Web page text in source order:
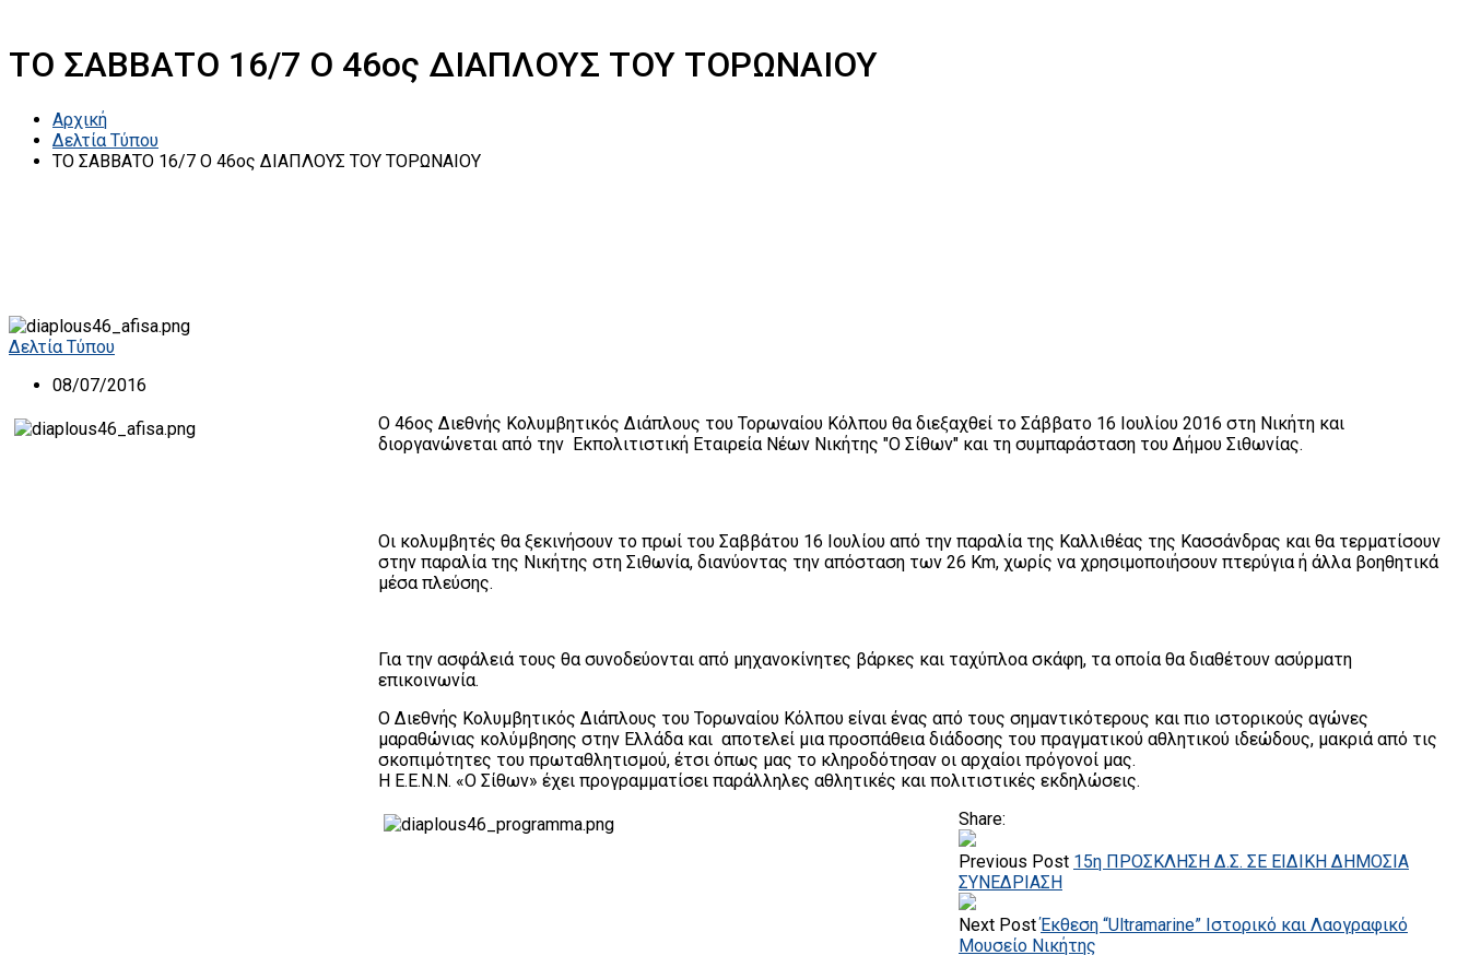
ΤΟ ΣΑΒΒΑΤΟ 16/7 Ο 46ος ΔΙΑΠΛΟΥΣ ΤΟΥ ΤΟΡΩΝΑΙΟΥ
Αρχική
Δελτία Τύπου
ΤΟ ΣΑΒΒΑΤΟ 16/7 Ο 46ος ΔΙΑΠΛΟΥΣ ΤΟΥ ΤΟΡΩΝΑΙΟΥ
Δελτία Τύπου
08/07/2016
O 46ος Διεθνής Κολυμβητικός Διάπλους του Τορωναίου Κόλπου θα διεξαχθεί το Σάββατο 16 Ιουλίου 2016 στη Νικήτη και
διοργανώνεται από την Εκπολιτιστική Εταιρεία Νέων Νικήτης "Ο Σίθων" και τη συμπαράσταση του Δήμου Σιθωνίας.
Οι κολυμβητές θα ξεκινήσουν το πρωί του Σαββάτου 16 Ιουλίου από την παραλία της Καλλιθέας της Κασσάνδρας και θα τερματίσουν
στην παραλία της Νικήτης στη Σιθωνία, διανύοντας την απόσταση των 26 Κm, χωρίς να χρησιμοποιήσουν πτερύγια ή άλλα βοηθητικά
μέσα πλεύσης.
Για την ασφάλειά τους θα συνοδεύονται από μηχανοκίνητες βάρκες και ταχύπλοα σκάφη, τα οποία θα διαθέτουν ασύρματη
επικοινωνία.
Ο Διεθνής Κολυμβητικός Διάπλους του Τορωναίου Κόλπου είναι ένας από τους σημαντικότερους και πιο ιστορικούς αγώνες
μαραθώνιας κολύμβησης στην Ελλάδα και αποτελεί μια προσπάθεια διάδοσης του πραγματικού αθλητικού ιδεώδους, μακριά από τις
σκοπιμότητες του πρωταθλητισμού, έτσι όπως μας το κληροδότησαν οι αρχαίοι πρόγονοί μας.
Η Ε.Ε.Ν.Ν. «Ο Σίθων» έχει προγραμματίσει παράλληλες αθλητικές και πολιτιστικές εκδηλώσεις.
Share:
Previous Post 15η ΠΡΟΣΚΛΗΣΗ Δ.Σ. ΣΕ ΕΙΔΙΚΗ ΔΗΜΟΣΙΑ
ΣΥΝΕΔΡΙΑΣΗ
Next Post Έκθεση “Ultramarine” Ιστορικό και Λαογραφικό
Μουσείο Νικήτης